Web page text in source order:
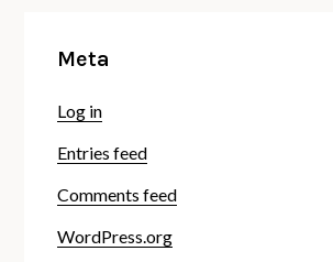
Meta
Log in
Entries feed
Comments feed
WordPress.org